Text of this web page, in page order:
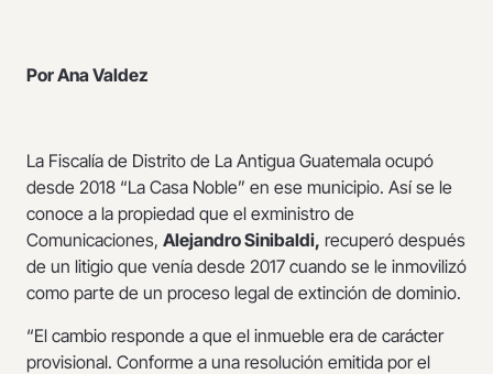
Por Ana Valdez
La Fiscalía de Distrito de La Antigua Guatemala ocupó
desde 2018 “La Casa Noble” en ese municipio. Así se le
conoce a la propiedad que el exministro de
Comunicaciones, Alejandro Sinibaldi, recuperó después
de un litigio que venía desde 2017 cuando se le inmovilizó
como parte de un proceso legal de extinción de dominio.
“El cambio responde a que el inmueble era de carácter
provisional. Conforme a una resolución emitida por el